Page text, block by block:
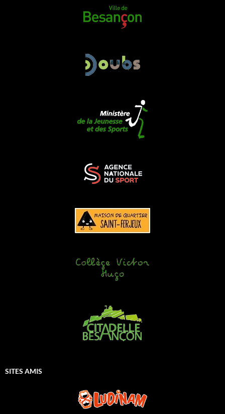
SITES AMIS